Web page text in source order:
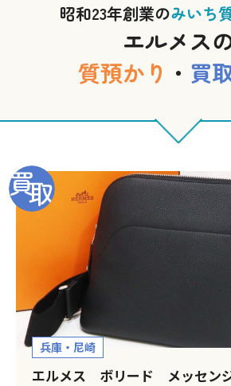
昭和23年創業のみいち
エルメス
質預かり ・ 買
兵庫・尼崎
エルメス ボリード メッセン